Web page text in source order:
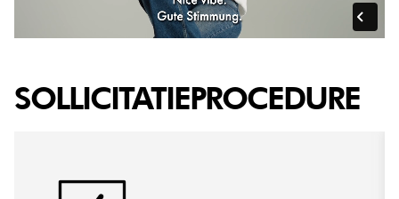
SOLLICITATIEPROCEDURE